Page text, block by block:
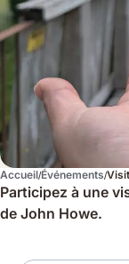
Accueil Événements
Participez à une
de John Howe.